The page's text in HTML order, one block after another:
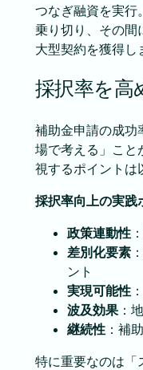
つなぎ融資を実行
乗り切り、その間
大型契約を獲得し
採択率を高
補助金申請の成功
場で考える」こと
視するポイントは
採択率向上の実践
政策連動性
差別化要素
ント
実現可能性
波及効果：
継続性：補
特に重要なのは「